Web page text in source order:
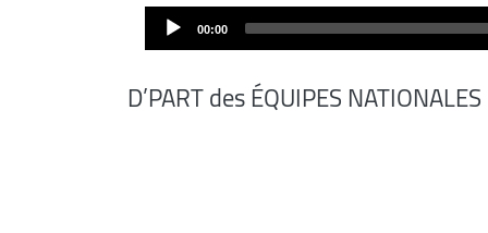
Audio
Player 00:00
D’PART des ÉQUIPES NATIONALES